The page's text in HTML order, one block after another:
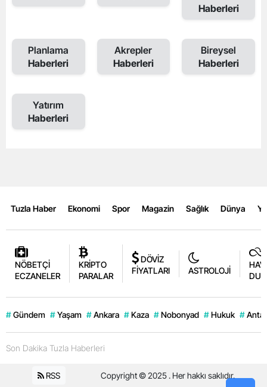
Haberleri
Planlama
Haberleri
Akrepler
Haberleri
Bireysel
Haberleri
Yatırım
Haberleri
Tuzla Haber Ekonomi Spor Magazin Sağlık Dünya
NÖBETÇİ
ECZANELER
KRİPTO
PARALAR
DÖVİZ
FİYATLARI
ASTROLOJİ
# Gündem # Yaşam # Ankara # Kaza # Nobonyad # Hukuk #
Son Dakika Tuzla Haberleri
RSS Copyright © 2025 . Her hakkı saklıdır.